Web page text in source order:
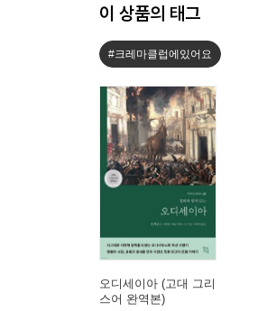
이 상품의 태그
#크레마클럽에있어요
오디세이아 (고대 그리
스어 완역본)